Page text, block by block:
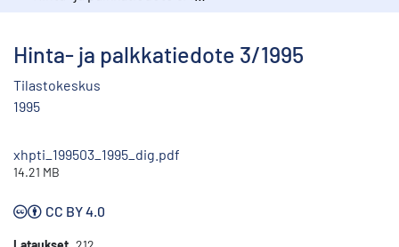
Hinta- ja palkkatiedote 3/1995
Tilastokeskus
1995
xhpti_199503_1995_dig.pdf
14.21 MB
CC BY 4.0